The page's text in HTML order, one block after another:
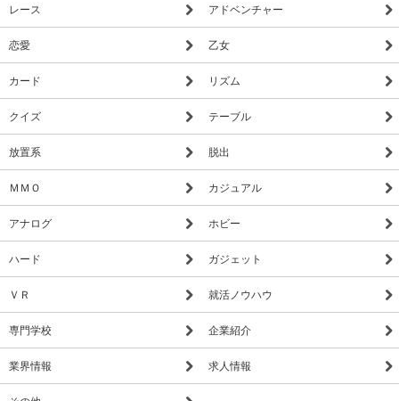
レース アドベンチャー
恋愛 乙女
カード リズム
クイズ テーブル
放置系 脱出
ＭＭＯ カジュアル
アナログ ホビー
ハード ガジェット
ＶＲ 就活ノウハウ
専門学校 企業紹介
業界情報 求人情報